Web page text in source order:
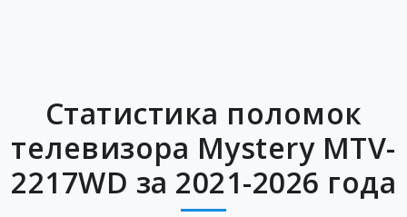
Статистика поломок
телевизора Mystery MTV-
2217WD за 2021-2026 года